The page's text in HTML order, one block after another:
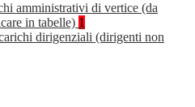
amministrativi di vertice (da
in tabelle) 1
dirigenziali (dirigenti non